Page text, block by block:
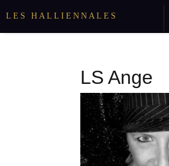
LES HALLIENNALES
LS Ange